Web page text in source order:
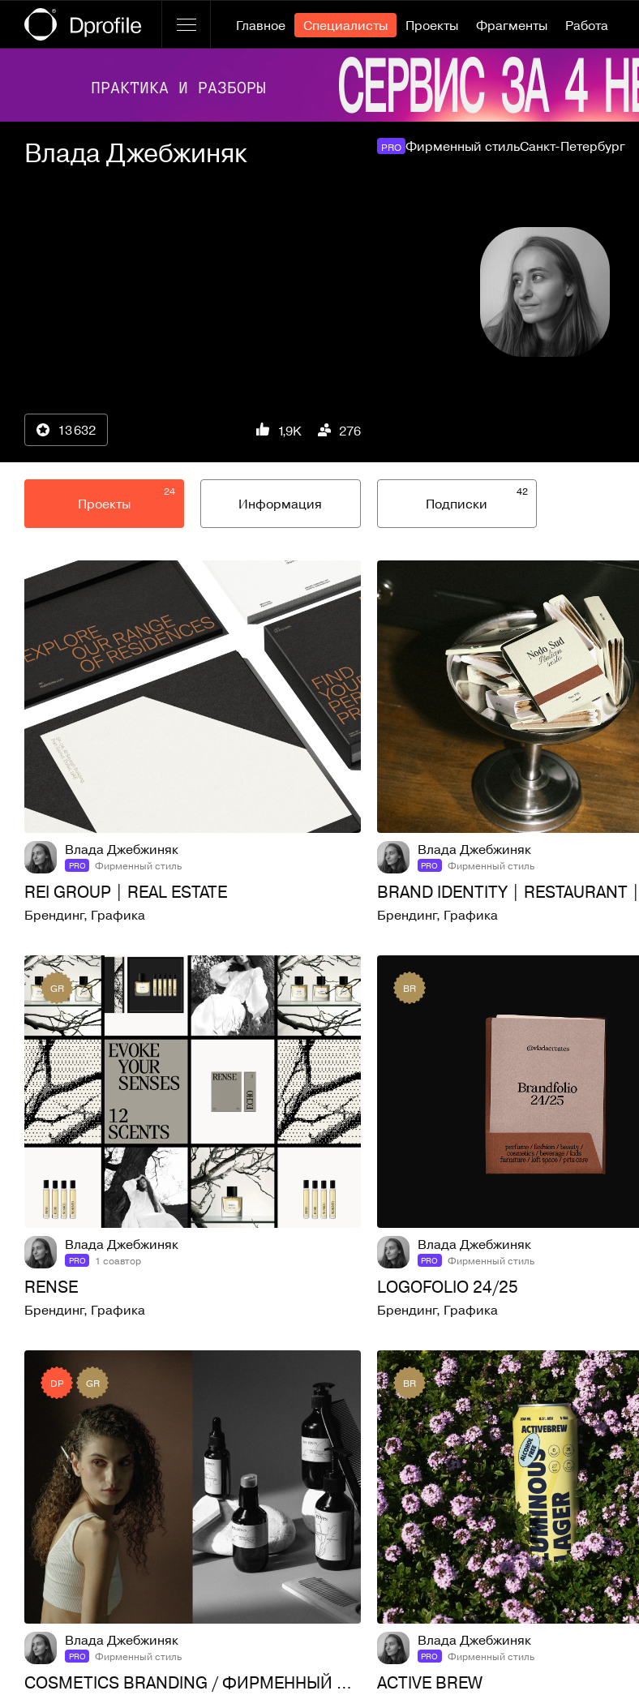
Главное Специалисты Проекты Фрагменты Работа
Влада Джебжиняк PRO Фирменный стильСанкт-Петербург
13 632 1,9K 276
24
Проекты Информация
42
Подписки
Влада Джебжиняк
PRO Фирменный стиль
REI GROUP | REAL ESTATE
Брендинг, Графика
29
Влада Джебжиняк
PRO Фирменный стиль
Брендинг, Графика
GR
1,3K
Влада Джебжиняк
PRO 1 соавтор
RENSE
Брендинг, Графика
BR
Влада Джебжиняк
PRO Фирменный стиль
LOGOFOLIO 24/25
Брендинг, Графика
DP GR
186 3,2K
Влада Джебжиняк
PRO Фирменный стиль
COSMETICS BRANDING / ФИРМЕННЫЙ СТИЛЬ / КОСМЕТИКА
BR
88
Влада Джебжиняк
PRO Фирменный стиль
ACTIVE BREW